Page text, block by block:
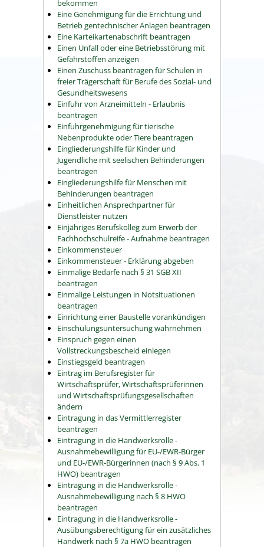
bekommen
Eine Genehmigung für die Errichtung und
Betrieb gentechnischer Anlagen beantragen
Eine Karteikartenabschrift beantragen
Einen Unfall oder eine Betriebsstörung mit
Gefahrstoffen anzeigen
Einen Zuschuss beantragen für Schulen in
freier Trägerschaft für Berufe des Sozial- und
Gesundheitswesens
Einfuhr von Arzneimitteln - Erlaubnis
beantragen
Einfuhrgenehmigung für tierische
Nebenprodukte oder Tiere beantragen
Eingliederungshilfe für Kinder und
Jugendliche mit seelischen Behinderungen
beantragen
Eingliederungshilfe für Menschen mit
Behinderungen beantragen
Einheitlichen Ansprechpartner für
Dienstleister nutzen
Einjähriges Berufskolleg zum Erwerb der
Fachhochschulreife - Aufnahme beantragen
Einkommensteuer
Einkommensteuer - Erklärung abgeben
Einmalige Bedarfe nach § 31 SGB XII
beantragen
Einmalige Leistungen in Notsituationen
beantragen
Einrichtung einer Baustelle vorankündigen
Einschulungsuntersuchung wahrnehmen
Einspruch gegen einen
Vollstreckungsbescheid einlegen
Einstiegsgeld beantragen
Eintrag im Berufsregister für
Wirtschaftsprüfer, Wirtschaftsprüferinnen
und Wirtschaftsprüfungsgesellschaften
ändern
Eintragung in das Vermittlerregister
beantragen
Eintragung in die Handwerksrolle -
Ausnahmebewilligung für EU-/EWR-Bürger
und EU-/EWR-Bürgerinnen (nach § 9 Abs. 1
HWO) beantragen
Eintragung in die Handwerksrolle -
Ausnahmebewilligung nach § 8 HWO
beantragen
Eintragung in die Handwerksrolle -
Ausübungsberechtigung für ein zusätzliches
Handwerk nach § 7a HWO beantragen